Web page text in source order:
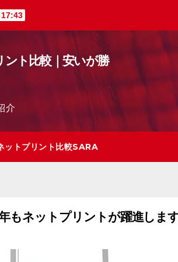
17:43
ント比較｜安いが勝
介
ットプリント比較SARA
もネットプリントが躍進しま